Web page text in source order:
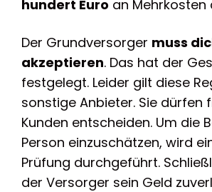
hundert Euro an Mehrkosten
Der Grundversorger muss
akzeptieren. Das hat der
festgelegt. Leider gilt diese
sonstige Anbieter. Sie dürfen
Kunden entscheiden. Um die
Person einzuschätzen, wird
Prüfung durchgeführt.
der Versorger sein Geld